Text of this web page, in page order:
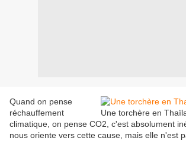
Une torchère en
Quand on pense
réchauffement
climatique, on pense CO2, c'est absolument
nous oriente vers cette cause, mais elle n'est